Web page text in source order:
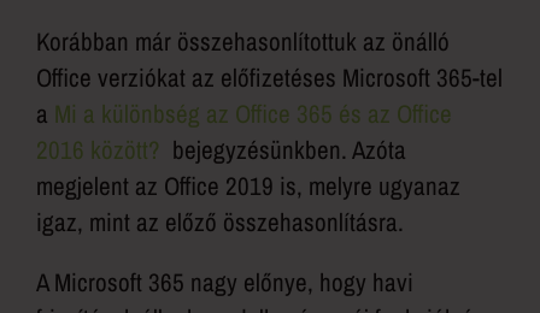
Korábban már összehasonlítottuk az önálló
Office verziókat az előfizetéses Microsoft 365-tel
a Mi a különbség az Office 365 és az Office
2016 között? bejegyzésünkben. Azóta
megjelent az Office 2019 is, melyre ugyanaz
igaz, mint az előző összehasonlításra.
A Microsoft 365 nagy előnye, hogy havi